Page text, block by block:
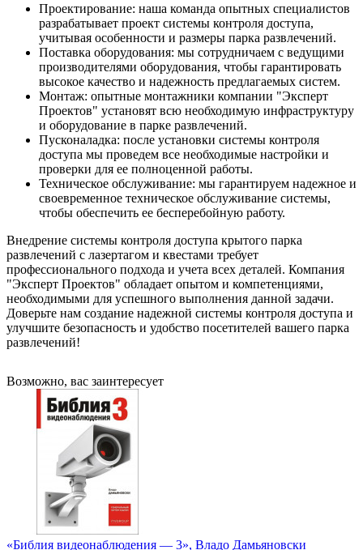
Проектирование: наша команда опытных специалистов
разрабатывает проект системы контроля доступа,
учитывая особенности и размеры парка развлечений.
Поставка оборудования: мы сотрудничаем с ведущими
производителями оборудования, чтобы гарантировать
высокое качество и надежность предлагаемых систем.
Монтаж: опытные монтажники компании "Эксперт
Проектов" установят всю необходимую инфраструктуру
и оборудование в парке развлечений.
Пусконаладка: после установки системы контроля
доступа мы проведем все необходимые настройки и
проверки для ее полноценной работы.
Техническое обслуживание: мы гарантируем надежное и
своевременное техническое обслуживание системы,
чтобы обеспечить ее бесперебойную работу.
Внедрение системы контроля доступа крытого парка
развлечений с лазертагом и квестами требует
профессионального подхода и учета всех деталей. Компания
"Эксперт Проектов" обладает опытом и компетенциями,
необходимыми для успешного выполнения данной задачи.
Доверьте нам создание надежной системы контроля доступа и
улучшите безопасность и удобство посетителей вашего парка
развлечений!
Возможно, вас заинтересует
«Библия видеонаблюдения — 3», Владо Дамьяновски